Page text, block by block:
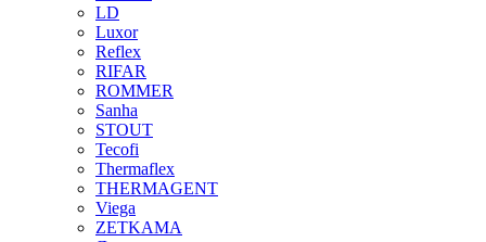
LD
Luxor
Reflex
RIFAR
ROMMER
Sanha
STOUT
Tecofi
Thermaflex
THERMAGENT
Viega
ZETKAMA